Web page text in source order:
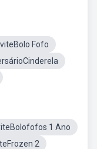
Fofo
1 Ano
2